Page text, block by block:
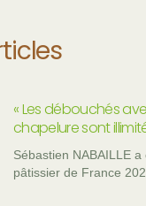
« Les débouchés
chapelure sont
Sébastien NABAILLE
pâtissier de France